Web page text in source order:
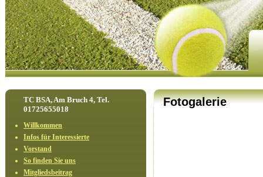
TC BSA, Am Bruch 4, Tel.
01725655018
Willkommen
Infos für Interessierte
Vorstand
So finden Sie uns
Mitgliedsbeitrag
Fotogalerie